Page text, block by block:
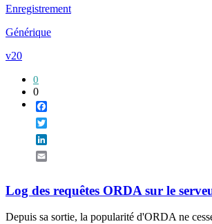
Enregistrement
Générique
v20
0
0
Log des requêtes ORDA sur le
Depuis sa sortie, la popularité d'ORDA ne